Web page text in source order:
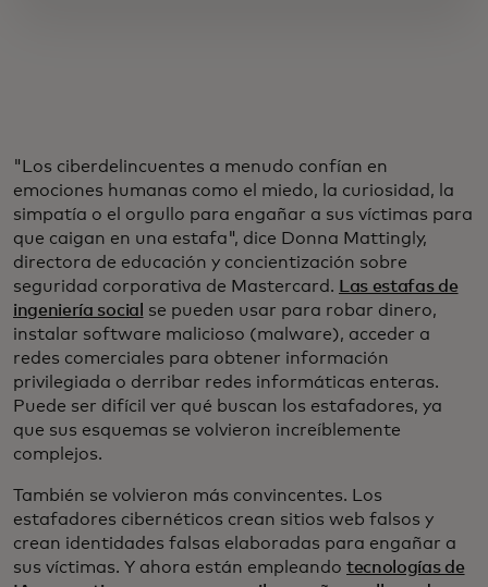
"Los ciberdelincuentes a menudo confían en
emociones humanas como el miedo, la curiosidad, la
simpatía o el orgullo para engañar a sus víctimas para
que caigan en una estafa", dice Donna Mattingly,
directora de educación y concientización sobre
seguridad corporativa de Mastercard. Las estafas de
ingeniería social
se pueden usar para robar dinero,
instalar software malicioso (malware), acceder a
redes comerciales para obtener información
privilegiada o derribar redes informáticas enteras.
Puede ser difícil ver qué buscan los estafadores, ya
que sus esquemas se volvieron increíblemente
complejos.
También se volvieron más convincentes. Los
estafadores cibernéticos crean sitios web falsos y
crean identidades falsas elaboradas para engañar a
sus víctimas. Y ahora están empleando tecnologías de